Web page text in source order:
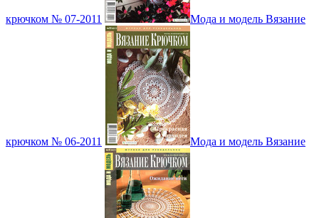
крючком № 07-2011 Мода и модель Вязание
крючком № 06-2011 Мода и модель Вязание